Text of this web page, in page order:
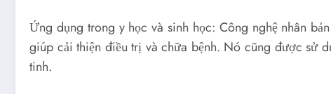
Ứng dụng trong y học và sinh học: Công nghệ nhân
giúp cải thiện điều trị và chữa bệnh. Nó cũng được sử
tinh.